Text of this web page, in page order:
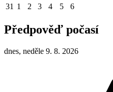
31 1 2 3 4 5 6
Předpověď počasí
dnes, neděle 9. 8. 2026